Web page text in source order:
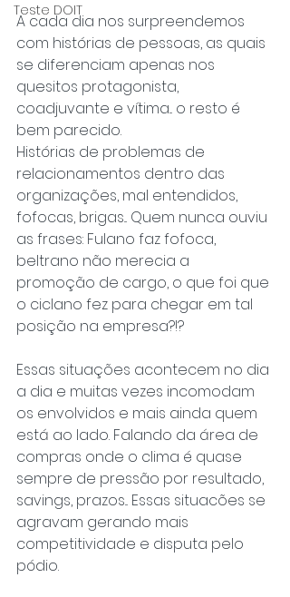
Teste DOIT
A cada dia nos surpreendemos
com histórias de pessoas, as quais
se diferenciam apenas nos
quesitos protagonista,
coadjuvante e vítima... o resto é
bem parecido.
Histórias de problemas de
relacionamentos dentro das
organizações, mal entendidos,
fofocas, brigas... Quem nunca ouviu
as frases: Fulano faz fofoca,
beltrano não merecia a
promoção de cargo, o que foi que
o ciclano fez para chegar em tal
posição na empresa?!?
Essas situações acontecem no dia
a dia e muitas vezes incomodam
os envolvidos e mais ainda quem
está ao lado. Falando da área de
compras onde o clima é quase
sempre de pressão por resultado,
savings, prazos... Essas situacões se
agravam gerando mais
competitividade e disputa pelo
pódio.